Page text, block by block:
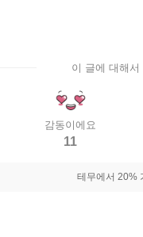
이 글에 대해
감동이에요
11
테무에서 20%